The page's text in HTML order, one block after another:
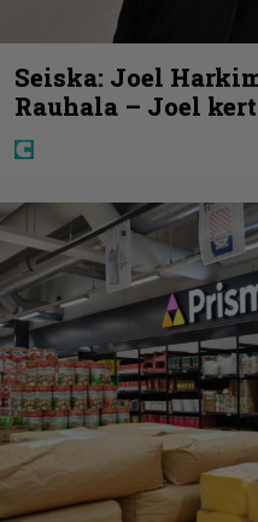
Seiska: Joel
Rauhala – Joel